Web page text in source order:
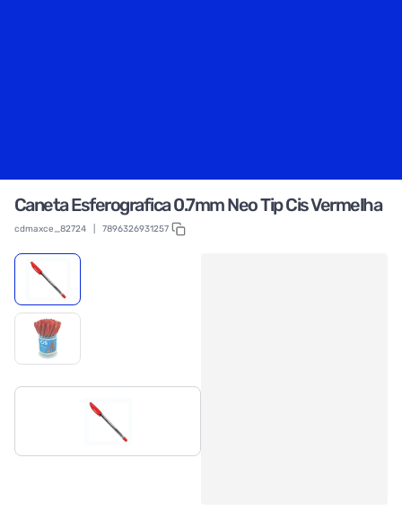
Caneta Esferografica 0.7mm Neo Tip Cis Vermelha
cdmaxce_82724 7896326931257